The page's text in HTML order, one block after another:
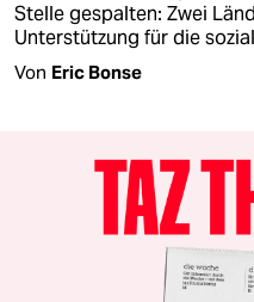
Stelle gespalten: Zwei
Unterstützung für die
Von Eric Bonse